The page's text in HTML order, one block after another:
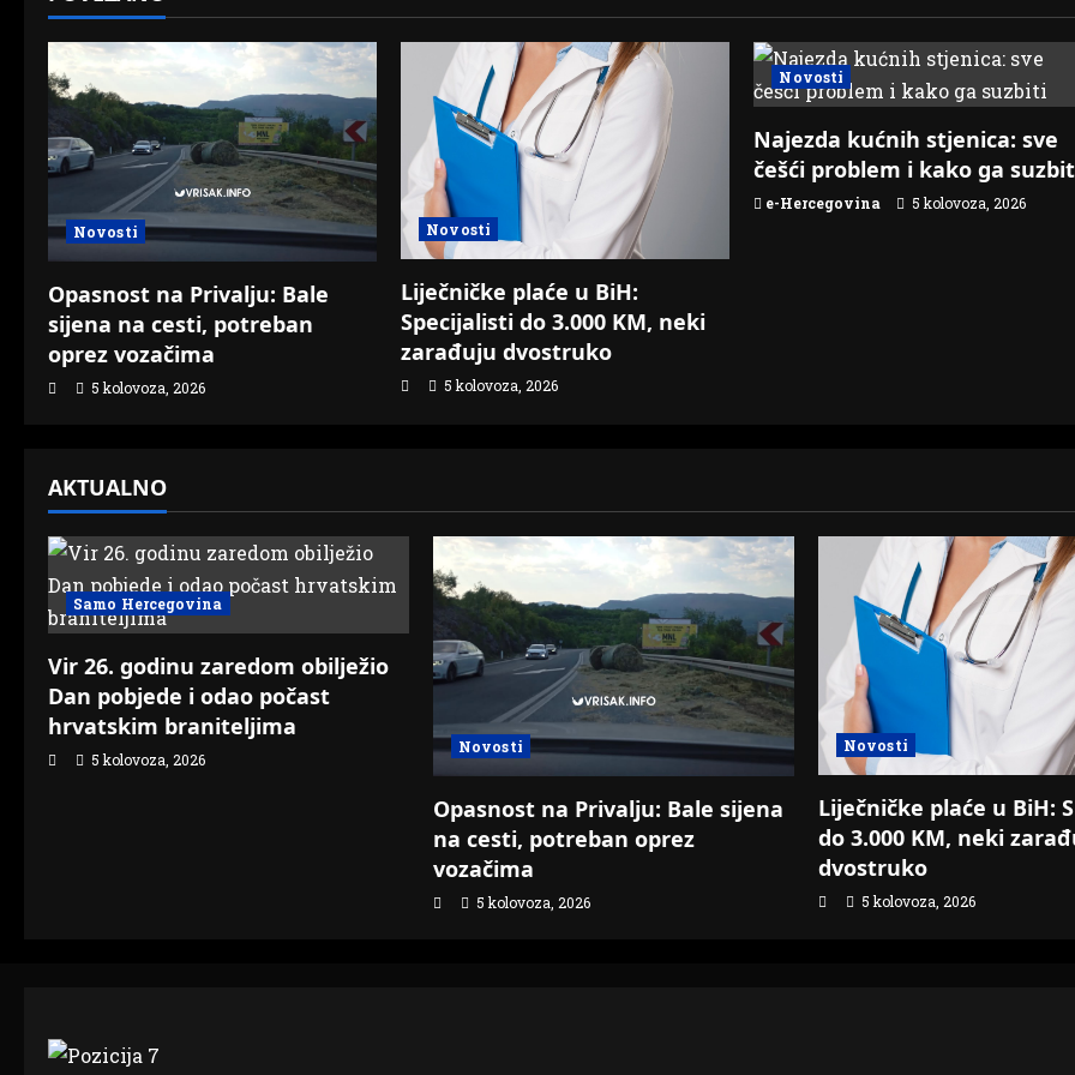
a
v
i
g
a
t
i
o
Novosti
Opasnost na Privalju: Bale
sijena na cesti, potreban
oprez vozačima
5 kolovoza, 2026
Novosti
Liječničke plaće u BiH:
Specijalisti do 3.000 KM, neki
zarađuju dvostruko
5 kolovoza, 2026
Novosti
Najezda kućnih stjenica: sve
češći problem i kako ga
e-Hercegovina 5 kolovoza, 2026
AKTUALNO
Samo Hercegovina
Vir 26. godinu zaredom obilježio
Dan pobjede i odao počast
hrvatskim braniteljima
5 kolovoza, 2026
Novosti
Opasnost na Privalju: Bale sijena
na cesti, potreban oprez
vozačima
5 kolovoza, 2026
Novosti
Liječničke plaće u BiH:
do 3.000 KM, neki
dvostruko
5 kolovoza, 2026